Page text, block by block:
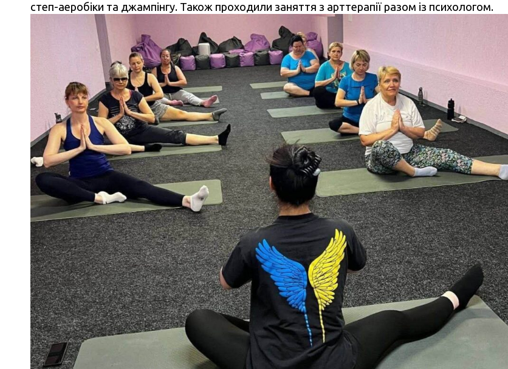
степ-аеробіки та джампінгу. Також проходили заняття з арттерапії разом із психологом.